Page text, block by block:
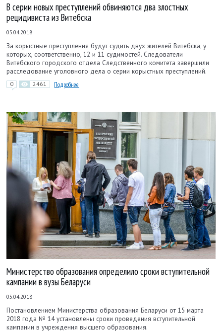
В серии новых преступлений обвиняются два злостных
рецидивиста из Витебска
05.04.2018
За корыстные преступления будут судить двух жителей Витебска, у
которых, соответственно, 12 и 11 судимостей. Следователи
Витебского городского отдела Следственного комитета завершили
расследование уголовного дела о серии корыстных преступлений.
0 2461 Подробнее
Министерство образования определило сроки вступительной
кампании в вузы Беларуси
05.04.2018
Постановлением Министерства образования Беларуси от 15 марта
2018 года № 14 установлены сроки проведения вступительной
кампании в учреждения высшего образования.